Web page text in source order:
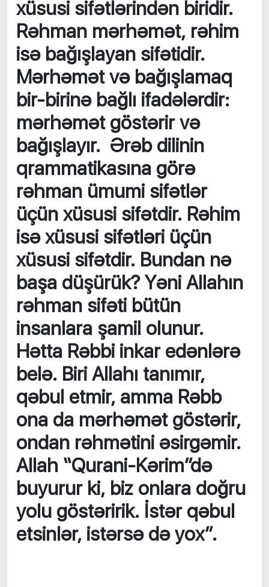
xüsusi sifətlərindən biridir.
Rəhman mərhəmət, rəhim
isə bağışlayan sifətidir.
Mərhəmət və bağışlamaq
bir-birinə bağlı ifadələrdir:
mərhəmət göstərir və
bağışlayır. Ərəb dilinin
qrammatikasına görə
rəhman ümumi sifətlər
üçün xüsusi sifətdir. Rəhim
isə xüsusi sifətləri üçün
xüsusi sifətdir. Bundan nə
başa düşürük? Yəni Allahın
rəhman sifəti bütün
insanlara şamil olunur.
Hətta Rəbbi inkar edənlərə
belə. Biri Allahı tanımır,
qəbul etmir, amma Rəbb
ona da mərhəmət göstərir,
ondan rəhmətini əsirgəmir.
Allah “Qurani-Kərim”də
buyurur ki, biz onlara doğru
yolu göstəririk. İstər qəbul
etsinlər, istərsə də yox”.